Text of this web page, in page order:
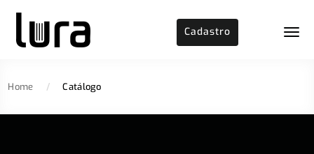
Cadastro
Home / Catálogo